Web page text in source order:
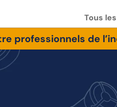
Tous
professionnels de